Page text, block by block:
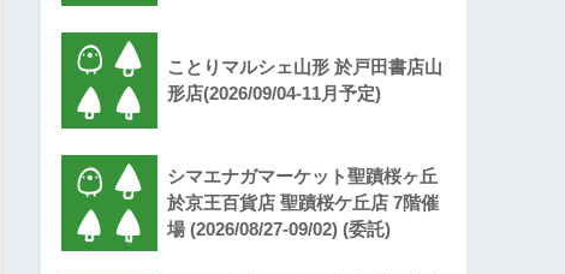
ことりマルシェ山形 於戸田書店山
形店(2026/09/04-11月予定)
シマエナガマーケット聖蹟桜ヶ丘
於京王百貨店 聖蹟桜ケ丘店 7階催
場 (2026/08/27-09/02) (委託)